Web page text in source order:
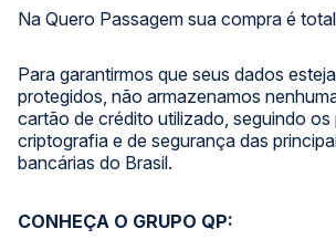
Na Quero Passagem sua compra é
Para garantirmos que seus dados
protegidos, não armazenamos
cartão de crédito utilizado, seguindo
criptografia e de segurança das
bancárias do Brasil.
CONHEÇA O GRUPO QP: